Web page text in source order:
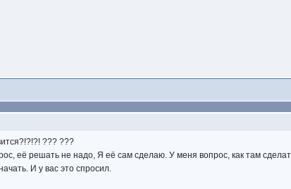
??? ???
её решать не надо, Я её сам сделаю. У меня вопрос, как там
И у вас это спросил.